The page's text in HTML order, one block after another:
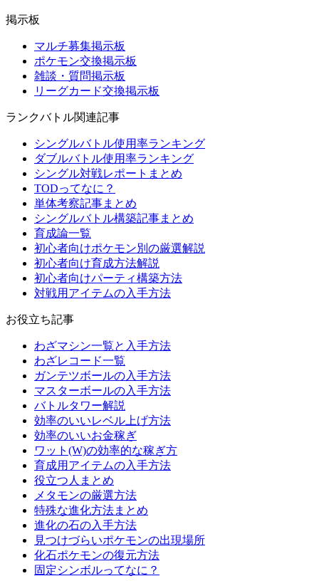
掲示板
マルチ募集掲示板
ポケモン交換掲示板
雑談・質問掲示板
リーグカード交換掲示板
ランクバトル関連記事
シングルバトル使用率ランキング
ダブルバトル使用率ランキング
シングル対戦レポートまとめ
TODってなに？
単体考察記事まとめ
シングルバトル構築記事まとめ
育成論一覧
初心者向けポケモン別の厳選解説
初心者向け育成方法解説
初心者向けパーティ構築方法
対戦用アイテムの入手方法
お役立ち記事
わざマシン一覧と入手方法
わざレコード一覧
ガンテツボールの入手方法
マスターボールの入手方法
バトルタワー解説
効率のいいレベル上げ方法
効率のいいお金稼ぎ
ワット(W)の効率的な稼ぎ方
育成用アイテムの入手方法
役立つ人まとめ
メタモンの厳選方法
特殊な進化方法まとめ
進化の石の入手方法
見つけづらいポケモンの出現場所
化石ポケモンの復元方法
固定シンボルってなに？